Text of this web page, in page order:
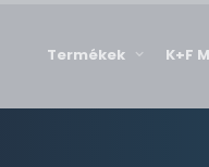
Termékek K+F